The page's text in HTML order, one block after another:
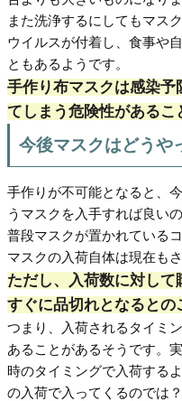
また洗浄するにしてもマス
ウイルスが付着し、食事や
ともあるようです。
手作り布マスクは感染
てしまう危険性があるこ
今後マスクはどうや
手作りが不可能となると、
うマスクを入手すれば良い
普段マスクが置かれている
マスクの入荷自体は現在も
ただし、入荷数に対し
すぐに品切れとなるとの
つまり、入荷されるタイミ
あることがあるそうです。
時のタイミングで入荷する
の入荷で入ってくるのでは